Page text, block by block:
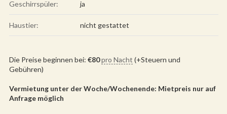
Geschirrspüler: ja
Haustier: nicht gestattet
Die Preise beginnen bei: €80 pro Nacht (+Steuern und
Gebühren)
Vermietung unter der Woche/Wochenende: Mietpreis nur auf
Anfrage möglich